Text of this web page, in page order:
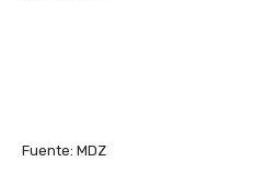
Fuente: MDZ